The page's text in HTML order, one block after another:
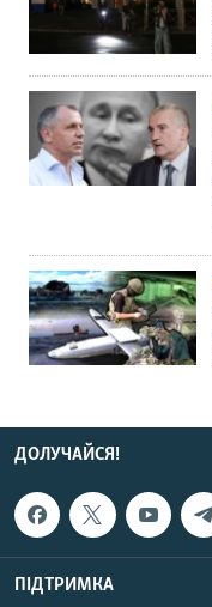
ДОЛУЧАЙСЯ!
ПІДТРИМКА